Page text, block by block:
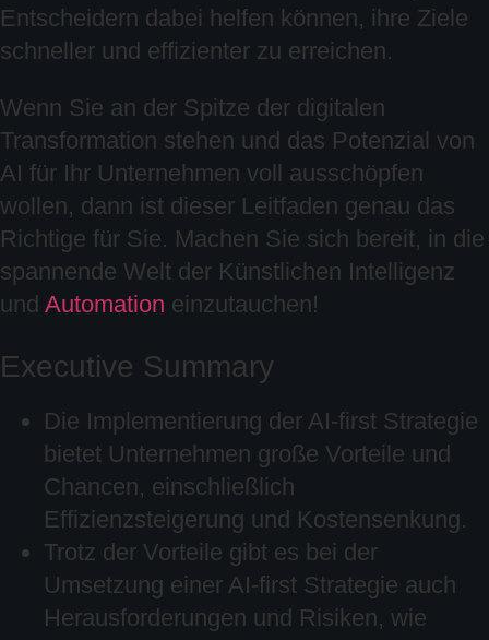
Entscheidern dabei helfen können, ihre Ziele
schneller und effizienter zu erreichen.
Wenn Sie an der Spitze der digitalen
Transformation stehen und das Potenzial von
AI für Ihr Unternehmen voll ausschöpfen
wollen, dann ist dieser Leitfaden genau das
Richtige für Sie. Machen Sie sich bereit, in die
spannende Welt der Künstlichen Intelligenz
und Automation einzutauchen!
Executive Summary
Die Implementierung der AI-first Strategie
bietet Unternehmen große Vorteile und
Chancen, einschließlich
Effizienzsteigerung und Kostensenkung.
Trotz der Vorteile gibt es bei der
Umsetzung einer AI-first Strategie auch
Herausforderungen und Risiken, wie